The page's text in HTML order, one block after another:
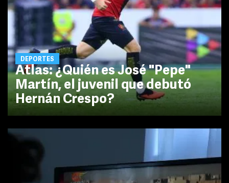
DEPORTES
Atlas: ¿Quién es José "Pepe"
Martín, el juvenil que debutó
Hernán Crespo?